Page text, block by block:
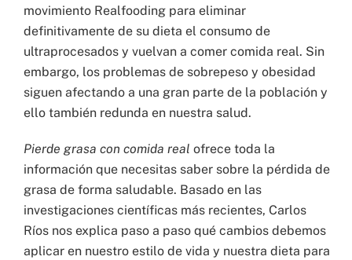
movimiento Realfooding para eliminar
definitivamente de su dieta el consumo de
ultraprocesados y vuelvan a comer comida real. Sin
embargo, los problemas de sobrepeso y obesidad
siguen afectando a una gran parte de la población y
ello también redunda en nuestra salud.
Pierde grasa con comida realofrece toda la
información que necesitas saber sobre la pérdida de
grasa de forma saludable. Basado en las
investigaciones científicas más recientes, Carlos
Ríos nos explica paso a paso qué cambios debemos
aplicar en nuestro estilo de vida y nuestra dieta para